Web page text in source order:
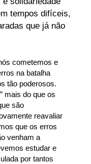
tempos difíceis,
que já não
cometemos e
na batalha
tão poderosos.
mais do que os
são
reavaliar
que os erros
venham a
estudar e
por tantos